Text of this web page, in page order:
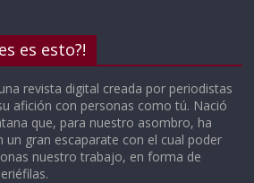
es esto?!
revista digital creada por periodistas
afición con personas como tú. Nació
que, para nuestro asombro, ha
un gran escaparate con el cual poder
nuestro trabajo, en forma de